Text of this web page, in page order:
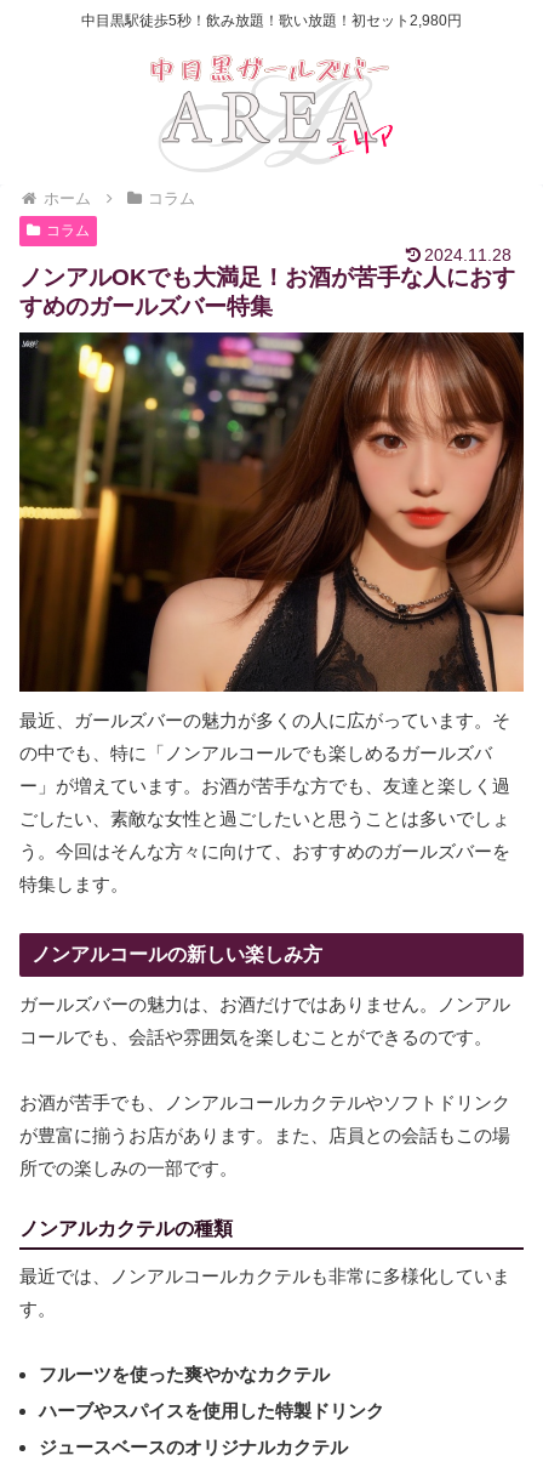
中目黒駅徒歩5秒！飲み放題！歌い放題！初セット2,980円
ホーム コラム
コラム
2024.11.28
ノンアルOKでも大満足！お酒が苦手な人におす
すめのガールズバー特集
最近、ガールズバーの魅力が多くの人に広がっています。そ
の中でも、特に「ノンアルコールでも楽しめるガールズバ
ー」が増えています。お酒が苦手な方でも、友達と楽しく過
ごしたい、素敵な女性と過ごしたいと思うことは多いでしょ
う。今回はそんな方々に向けて、おすすめのガールズバーを
特集します。
ノンアルコールの新しい楽しみ方
ガールズバーの魅力は、お酒だけではありません。ノンアル
コールでも、会話や雰囲気を楽しむことができるのです。
お酒が苦手でも、ノンアルコールカクテルやソフトドリンク
が豊富に揃うお店があります。また、店員との会話もこの場
所での楽しみの一部です。
ノンアルカクテルの種類
最近では、ノンアルコールカクテルも非常に多様化していま
す。
フルーツを使った爽やかなカクテル
ハーブやスパイスを使用した特製ドリンク
ジュースベースのオリジナルカクテル